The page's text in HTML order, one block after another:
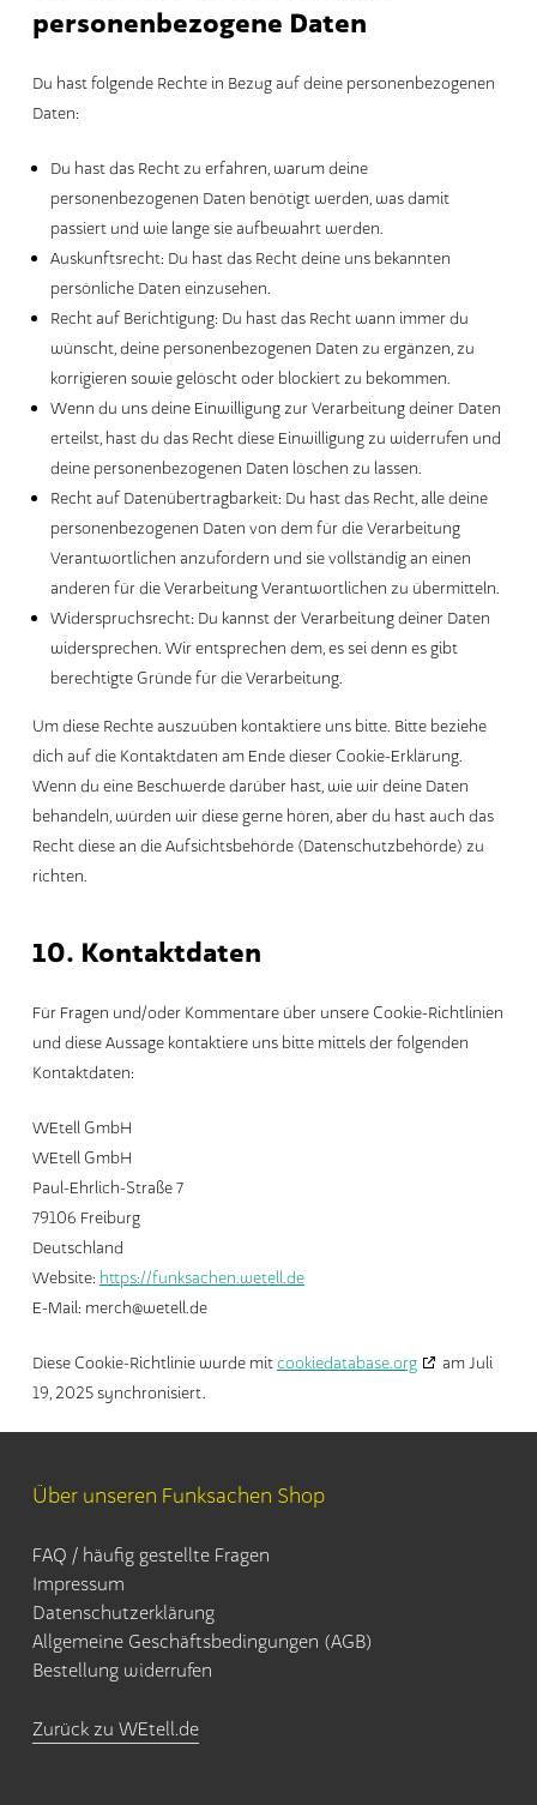
personenbezogene Daten
Du hast folgende Rechte in Bezug auf deine personenbezogenen
Daten:
Du hast das Recht zu erfahren, warum deine
personenbezogenen Daten benötigt werden, was damit
passiert und wie lange sie aufbewahrt werden.
Auskunftsrecht: Du hast das Recht deine uns bekannten
persönliche Daten einzusehen.
Recht auf Berichtigung: Du hast das Recht wann immer du
wünscht, deine personenbezogenen Daten zu ergänzen, zu
korrigieren sowie gelöscht oder blockiert zu bekommen.
Wenn du uns deine Einwilligung zur Verarbeitung deiner Daten
erteilst, hast du das Recht diese Einwilligung zu widerrufen und
deine personenbezogenen Daten löschen zu lassen.
Recht auf Datenübertragbarkeit: Du hast das Recht, alle deine
personenbezogenen Daten von dem für die Verarbeitung
Verantwortlichen anzufordern und sie vollständig an einen
anderen für die Verarbeitung Verantwortlichen zu übermitteln.
Widerspruchsrecht: Du kannst der Verarbeitung deiner Daten
widersprechen. Wir entsprechen dem, es sei denn es gibt
berechtigte Gründe für die Verarbeitung.
Um diese Rechte auszuüben kontaktiere uns bitte. Bitte beziehe
dich auf die Kontaktdaten am Ende dieser Cookie-Erklärung.
Wenn du eine Beschwerde darüber hast, wie wir deine Daten
behandeln, würden wir diese gerne hören, aber du hast auch das
Recht diese an die Aufsichtsbehörde (Datenschutzbehörde) zu
richten.
10. Kontaktdaten
Für Fragen und/oder Kommentare über unsere Cookie-Richtlinien
und diese Aussage kontaktiere uns bitte mittels der folgenden
Kontaktdaten:
WEtell GmbH
WEtell GmbH
Paul-Ehrlich-Straße 7
79106 Freiburg
Deutschland
Website: https://funksachen.wetell.de
E-Mail: merch@wetell.de
Diese Cookie-Richtlinie wurde mitcookiedatabase.org
am Juli
19, 2025 synchronisiert.
Über unseren Funksachen Shop
FAQ / häufig gestellte Fragen
Impressum
Datenschutzerklärung
Allgemeine Geschäftsbedingungen (AGB)
Bestellung widerrufen
Zurück zu WEtell.de